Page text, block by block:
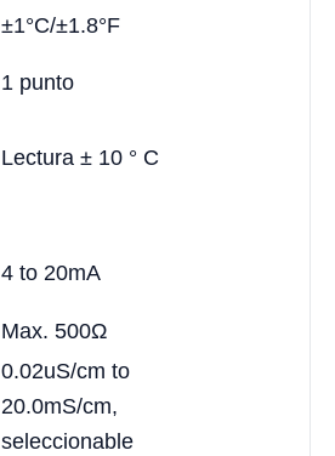
±1°C/±1.8°F
1 punto
Lectura ± 10 ° C
4 to 20mA
Max. 500Ω
0.02uS/cm to
20.0mS/cm,
seleccionable